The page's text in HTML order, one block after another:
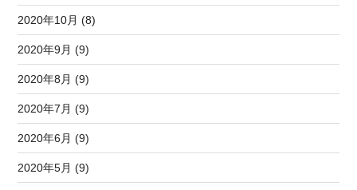
2020年10月 (8)
2020年9月 (9)
2020年8月 (9)
2020年7月 (9)
2020年6月 (9)
2020年5月 (9)